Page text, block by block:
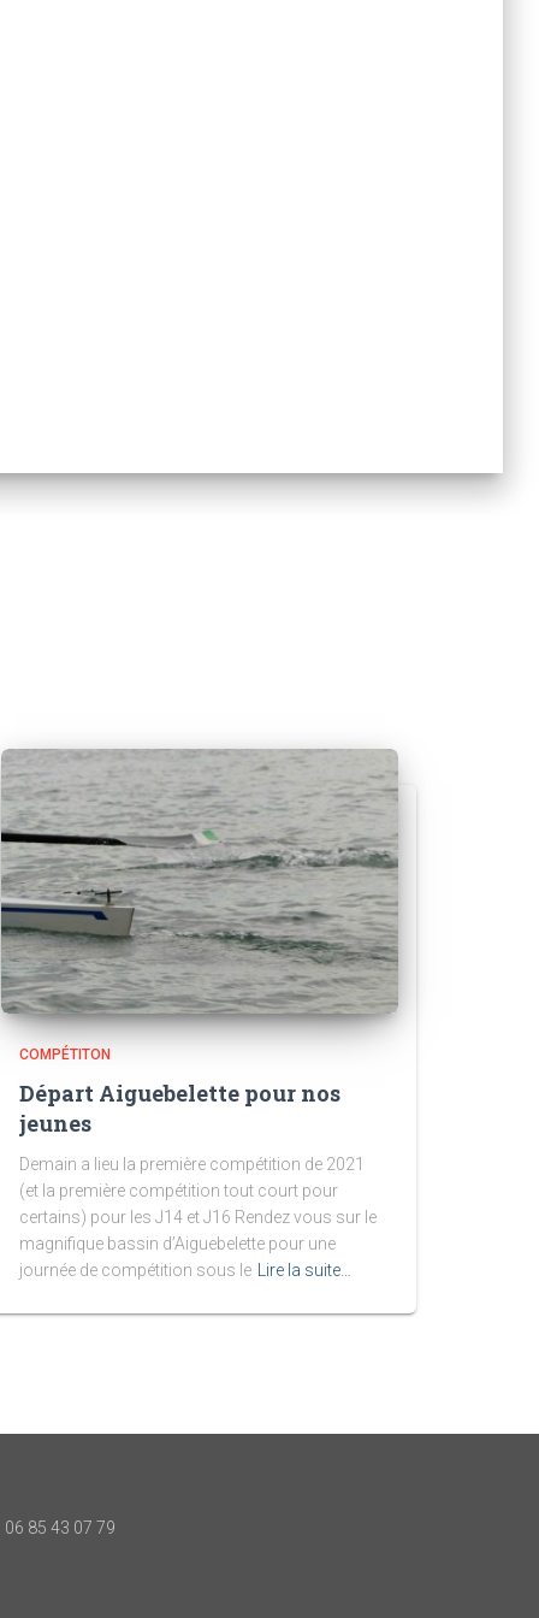
COMPÉTITON
Départ Aiguebelette pour nos
jeunes
Demain a lieu la première compétition de 2021
(et la première compétition tout court pour
certains) pour les J14 et J16 Rendez vous sur le
magnifique bassin d’Aiguebelette pour une
journée de compétition sous le
Lire la suite…
06 85 43 07 79